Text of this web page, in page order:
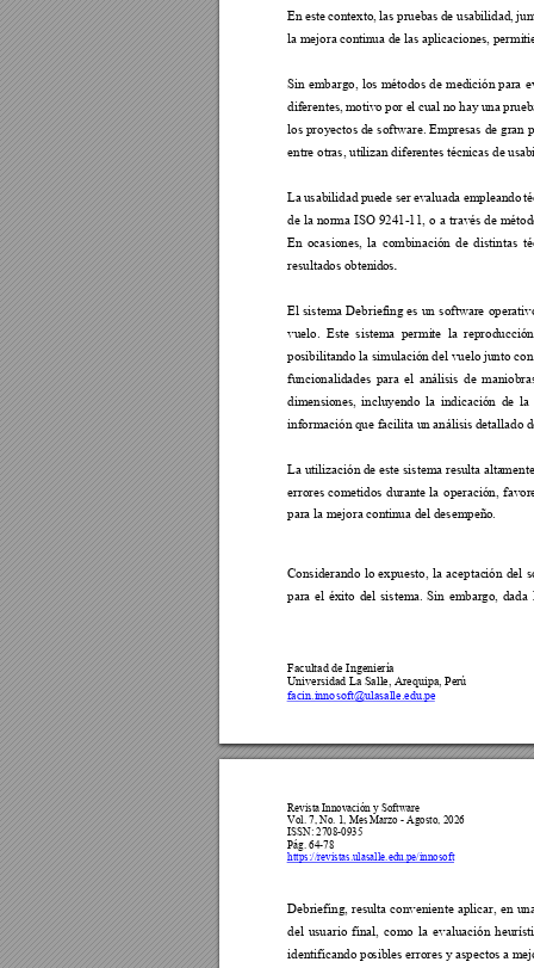
Facultad de Ingeniería
Universidad La Salle, Arequipa, Perú
facin.innosoft@ulasalle.edu.pe
En este contexto, las pruebas de usabilidad,
la mejora continua de las aplicaciones, permi
Sin embargo, los métodos de medición para
diferentes, motivo por el cual no hay una
los proyectos de software. Empresas de gran
entre otras, utilizan diferentes técnicas de usabi
La usabilidad puede ser evaluada empleando
de la norma ISO 9241-11, o a través de
En ocasiones, la combinación de distintas
resultados obtenidos.
El sistema Debriefing es un software
vuelo. Este sistema permite la
posibilitando la simulación del vuelo junto
funcionalidades para el análisis de
dimensiones, incluyendo la indicación de la
información que facilita un análisis detallado d
La utilización de este sistema resulta altam
errores cometidos durante la operación f
para la mejora continua del desempeño.
Considerando lo expuesto, la aceptación del
para el éxito del sistema. Sin embargo, dada
Revista Innovación y Software
Vol. 7, No. 1, Mes Marzo - Agosto, 2026
ISSN: 2708-0935
Pág. 64-78
https://revistas.ulasalle.edu.pe/innosoft
Debriefing, resulta conveniente aplicar, en
del usuario final, como la evaluación
identificando posibles errores y aspectos a